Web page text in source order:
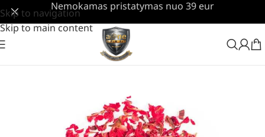
Skip to navigation
Skip to main content
Nemokamas pristatymas nuo 39 eur